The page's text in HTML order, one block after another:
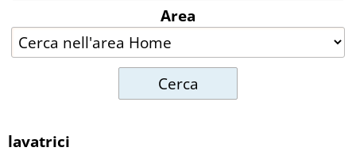
Area
lavatrici